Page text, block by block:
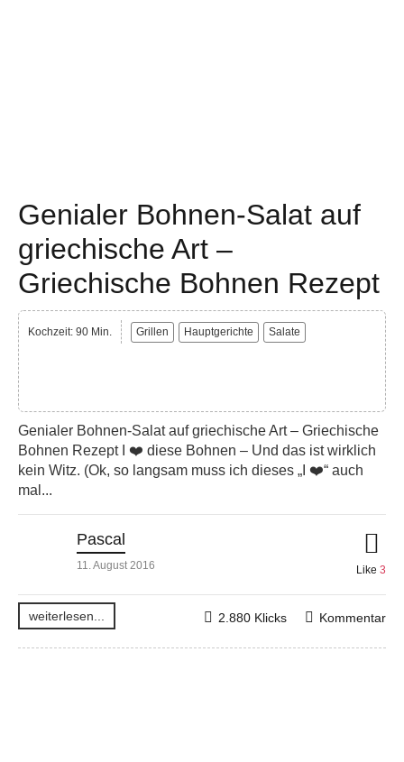
Genialer Bohnen-Salat auf
griechische Art –
Griechische Bohnen Rezept
Kochzeit: 90 Min. Grillen Hauptgerichte Salate
Genialer Bohnen-Salat auf griechische Art – Griechische
Bohnen Rezept I ❤️ diese Bohnen – Und das ist wirklich
kein Witz. (Ok, so langsam muss ich dieses „I ❤️“ auch
mal...
Pascal
11. August 2016 Like 3
weiterlesen... Kommentar
2.880 Klicks